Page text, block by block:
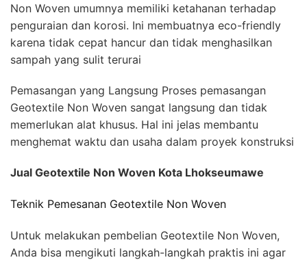
Non Woven umumnya memiliki ketahanan terhadap
penguraian dan korosi. Ini membuatnya eco-friendly
karena tidak cepat hancur dan tidak menghasilkan
sampah yang sulit terurai
Pemasangan yang Langsung Proses pemasangan
Geotextile Non Woven sangat langsung dan tidak
memerlukan alat khusus. Hal ini jelas membantu
menghemat waktu dan usaha dalam proyek konstruksi
Jual Geotextile Non Woven Kota Lhokseumawe
Teknik Pemesanan Geotextile Non Woven
Untuk melakukan pembelian Geotextile Non Woven,
Anda bisa mengikuti langkah-langkah praktis ini agar